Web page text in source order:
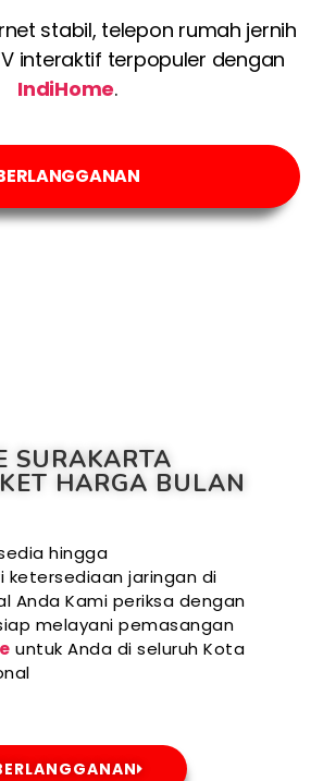
stabil, telepon rumah jernih
interaktif terpopuler dengan
IndiHome.
SURAKARTA
HARGA BULAN
hingga
ketersediaan jaringan di
Anda Kami periksa dengan
melayani pemasangan
untuk Anda di seluruh Kota